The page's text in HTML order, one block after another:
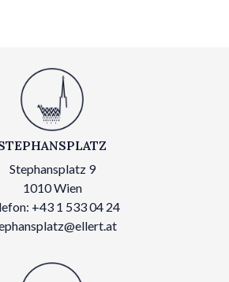
Stephansplatz 9
1010 Wien
+43 1 533 04 24